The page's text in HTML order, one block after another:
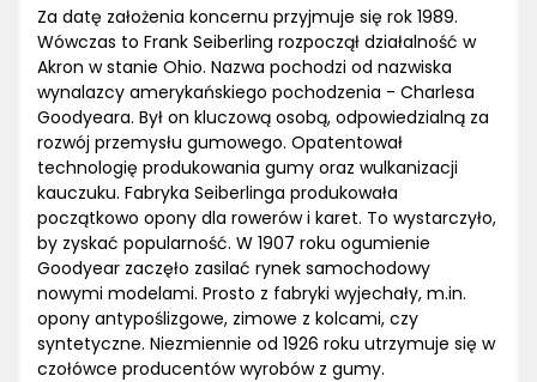
Za datę założenia koncernu przyjmuje się rok 1989.
Wówczas to Frank Seiberling rozpoczął działalność w
Akron w stanie Ohio. Nazwa pochodzi od nazwiska
wynalazcy amerykańskiego pochodzenia - Charlesa
Goodyeara. Był on kluczową osobą, odpowiedzialną za
rozwój przemysłu gumowego. Opatentował
technologię produkowania gumy oraz wulkanizacji
kauczuku. Fabryka Seiberlinga produkowała
początkowo opony dla rowerów i karet. To wystarczyło,
by zyskać popularność. W 1907 roku ogumienie
Goodyear zaczęło zasilać rynek samochodowy
nowymi modelami. Prosto z fabryki wyjechały, m.in.
opony antypoślizgowe, zimowe z kolcami, czy
syntetyczne. Niezmiennie od 1926 roku utrzymuje się w
czołówce producentów wyrobów z gumy.